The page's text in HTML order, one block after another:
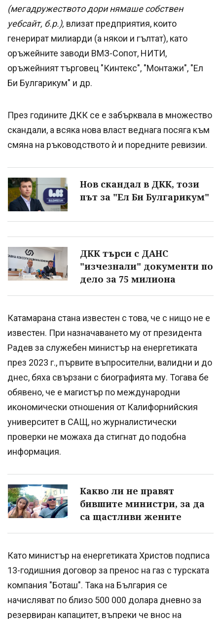
(мегадружеството дори нямаше собствен
уебсайт, б.р.), влизат предприятия, които
генерират милиарди (а някои и гълтат), като
оръжейните заводи ВМЗ-Сопот, НИТИ,
оръжейният търговец "Кинтекс", "Монтажи", "Ел
Би Булгарикум" и др.
През годините ДКК се е забърквала в множество
скандали, а всяка нова власт веднага посяга към
смяна на ръководството ѝ и поредните ревизии.
Нов скандал в ДКК, този
път за "Ел Би Булгарикум"
ДКК търси с ДАНС
"изчезнали" документи по
дело за 75 милиона
Катамарана стана известен с това, че с нищо не е
известен. При назначаването му от президента
Радев за служебен министър на енергетиката
през 2023 г., първите въпросителни, валидни и до
днес, бяха свързани с биографията му. Тогава бе
обявено, че е магистър по международни
икономически отношения от Калифорнийския
университет в САЩ, но журналистически
проверки не можаха да стигнат до подобна
информация.
Какво ли не правят
бившите министри, за да
са щастливи жените
Като министър на енергетиката Христов подписа
13-годишния договор за пренос на газ с турската
компания "Боташ". Така на България се
начисляват по близо 500 000 долара дневно за
резервиран капацитет, въпреки че внос на